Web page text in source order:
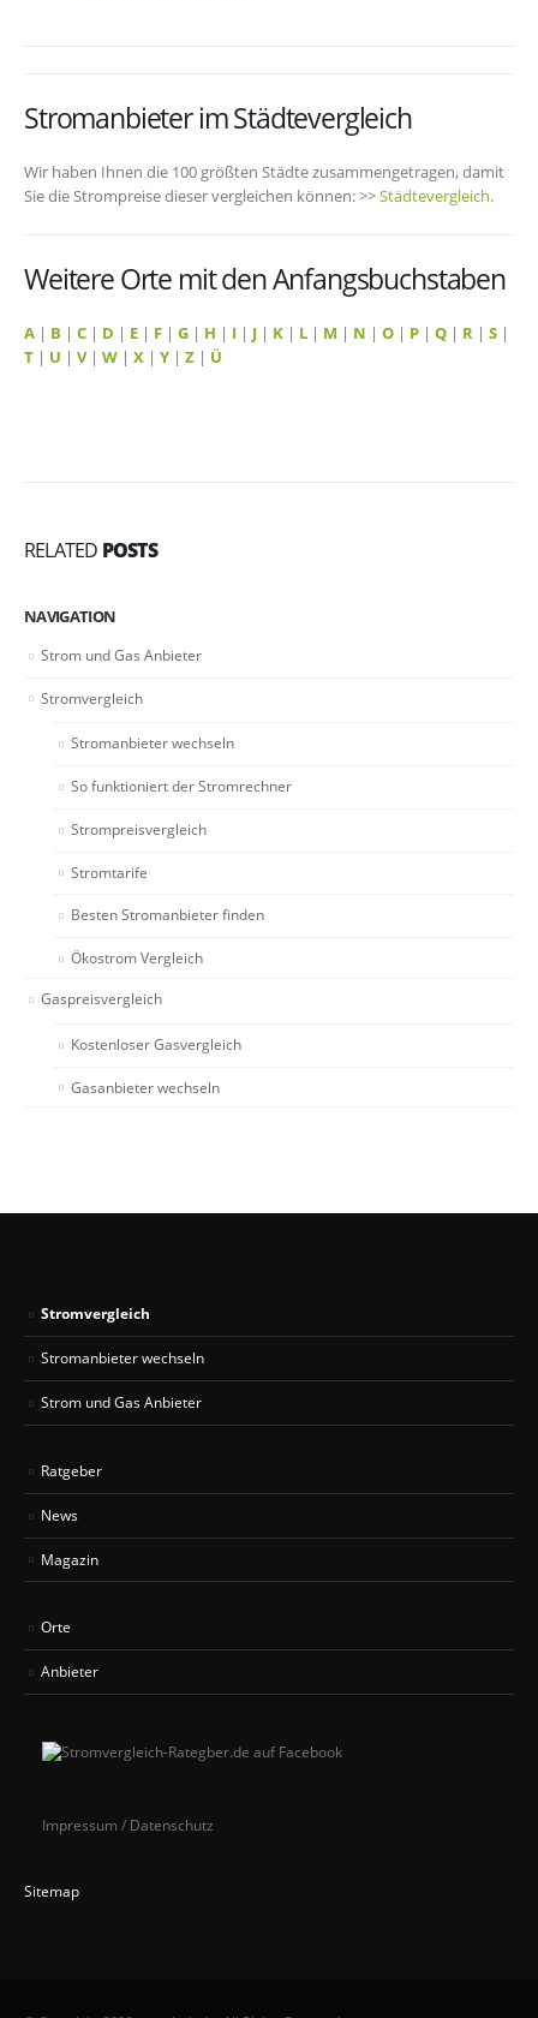
Stromanbieter im Städtevergleich
Wir haben Ihnen die 100 größten Städte zusammengetragen, damit
Sie die Strompreise dieser vergleichen können: >>Städtevergleich.
Weitere Orte mit den Anfangsbuchstaben
A | B | C | D | E | F | G | H | I | J | K | L | M | N | O | P | Q | R | S |
T | U | V| W | X | Y | Z | Ü
RELATED POSTS
NAVIGATION
Strom und Gas Anbieter
Stromvergleich
Stromanbieter wechseln
So funktioniert der Stromrechner
Strompreisvergleich
Stromtarife
Besten Stromanbieter finden
Ökostrom Vergleich
Gaspreisvergleich
Kostenloser Gasvergleich
Gasanbieter wechseln
Stromvergleich
Stromanbieter wechseln
Strom und Gas Anbieter
Ratgeber
News
Magazin
Orte
Anbieter
Impressum / Datenschutz
Sitemap